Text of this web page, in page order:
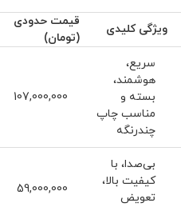
ویژگی کلیدی
قیمت حدودی
(تومان)
سریع،
هوشمند،
بسته و
مناسب چاپ
چندرنگه
107,000,000
بی‌صدا، با
کیفیت بالا،
تعویض
59,000,000